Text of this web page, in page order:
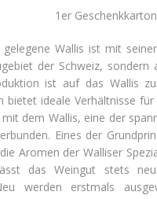
1er Geschenkkarton
Wallis ist mit
der Schweiz,
ist auf das Wallis
bietet ideale Verhältnisse
dem Wallis, eine der
Eines der
Aromen der Walliser
das Weingut stets
werden erstmals